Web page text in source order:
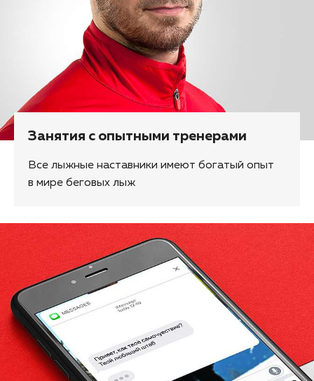
Занятия с опытными тренерами
Все лыжные наставники имеют богатый опыт
в мире беговых лыж